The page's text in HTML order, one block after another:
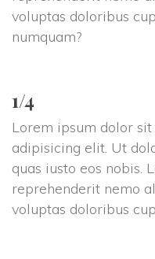
voluptas doloribus
numquam?
1/4
Lorem ipsum dolor
adipisicing elit. Ut
quas iusto eos nobis.
reprehenderit nemo
voluptas doloribus